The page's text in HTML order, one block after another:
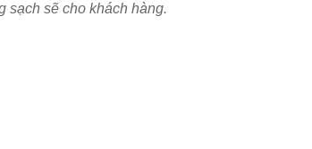
sạch sẽ cho khách hàng.